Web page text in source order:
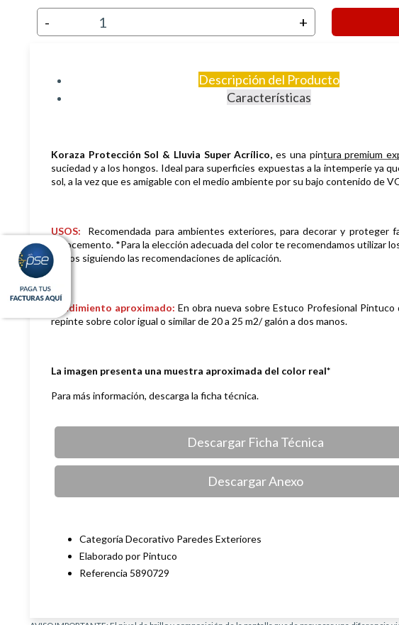
- +
Descripción del Producto
Características
Koraza Protección Sol & Lluvia Super Acrílico, es una pintura premium
suciedad y a los hongos. Ideal para superficies expuestas a la intemperie ya
sol, a la vez que es amigable con el medio ambiente por su bajo contenido
USOS: Recomendada para ambientes exteriores, para decorar y proteger
fibrocemento. *Para la elección adecuada del color te recomendamos utilizar
5 años siguiendo las recomendaciones de aplicación.
Rendimiento aproximado: En obra nueva sobre Estuco Profesional
repinte sobre color igual o similar de 20 a 25 m2/ galón a dos manos.
La imagen presenta una muestra aproximada del color real*
Para más información, descarga la ficha técnica.
Descargar Ficha Técnica
Descargar Anexo
Categoría Decorativo Paredes Exteriores
Elaborado por Pintuco
Referencia 5890729